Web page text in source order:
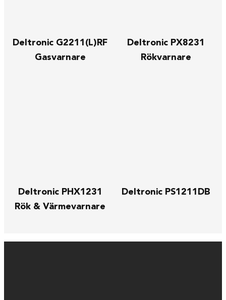
Deltronic G2211(L)RF
Gasvarnare
Deltronic PX8231
Rökvarnare
Deltronic PHX1231
Rök & Värmevarnare
Deltronic PS1211DB